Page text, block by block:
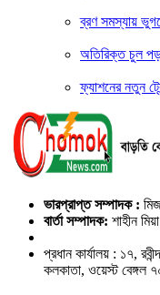
ব্রণ সমস্যায়
অতিরিক্ত চুল
ফ্যাশনের নতুন
ভারপ্রাপ্ত সম্পাদক :
বার্তা সম্পাদক: শাহীন মিয়া
প্রধান কার্যালয় : ১৭,
কলকাতা, ওয়েস্ট বেঙ্গল